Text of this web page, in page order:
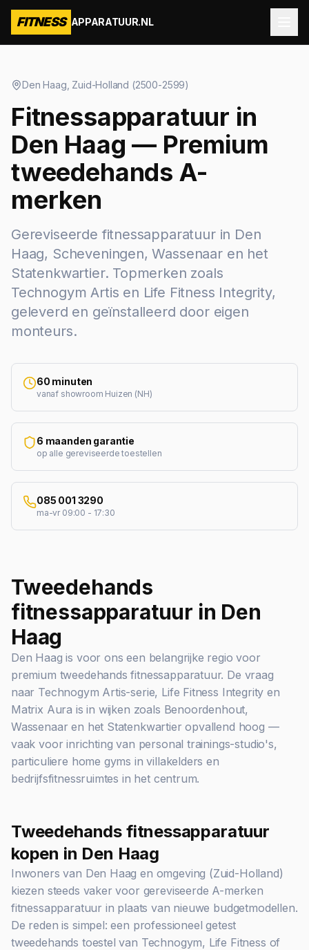
FITNESS APPARATUUR.NL
Den Haag Zuid-Holland (2500-2599)
Fitnessapparatuur in
Den Haag — Premium
tweedehands A-
merken
Gereviseerde fitnessapparatuur in Den
Haag, Scheveningen, Wassenaar en het
Statenkwartier. Topmerken zoals
Technogym Artis en Life Fitness Integrity,
geleverd en geïnstalleerd door eigen
monteurs.
60 minuten
vanaf showroom Huizen (NH)
6 maanden garantie
op alle gereviseerde toestellen
085 001 3290
ma-vr 09:00 - 17:30
Tweedehands
fitnessapparatuur in Den
Haag
Den Haag is voor ons een belangrijke regio voor
premium tweedehands fitnessapparatuur. De vraag
naar Technogym Artis-serie, Life Fitness Integrity en
Matrix Aura is in wijken zoals Benoordenhout,
Wassenaar en het Statenkwartier opvallend hoog —
vaak voor inrichting van personal trainings-studio's,
particuliere home gyms in villakelders en
bedrijfsfitnessruimtes in het centrum.
Tweedehands fitnessapparatuur
kopen in Den Haag
Inwoners van Den Haag en omgeving (Zuid-Holland)
kiezen steeds vaker voor gereviseerde A-merken
fitnessapparatuur in plaats van nieuwe budgetmodellen.
De reden is simpel: een professioneel getest
tweedehands toestel van Technogym, Life Fitness of